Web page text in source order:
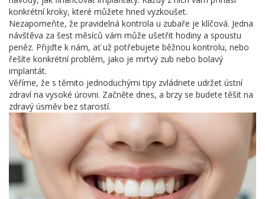
konkrétní kroky, které můžete hned vyzkoušet.
Nezapomeňte, že pravidelná kontrola u zubaře je klíčová. Jedna
návštěva za šest měsíců vám může ušetřit hodiny a spoustu
peněz. Přijďte k nám, ať už potřebujete běžnou kontrolu, nebo
řešíte konkrétní problém, jako je mrtvý zub nebo bolavý
implantát.
Věříme, že s těmito jednoduchými tipy zvládnete udržet ústní
zdraví na vysoké úrovni. Začněte dnes, a brzy se budete těšit na
zdravý úsměv bez starostí.